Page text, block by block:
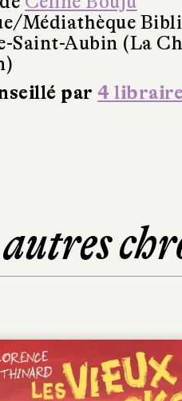
Médiathèque
Saint-Aubin (La
par 4